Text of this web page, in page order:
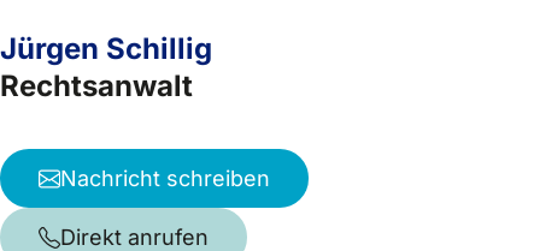
Jürgen Schillig
Rechtsanwalt
Nachricht schreiben
Direkt anrufen